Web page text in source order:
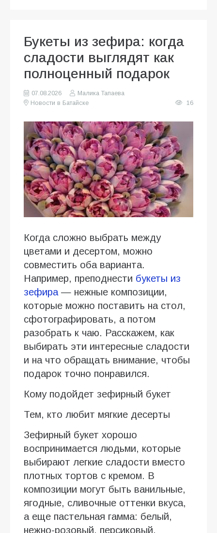
Букеты из зефира: когда
сладости выглядят как
полноценный подарок
07.08.2026
Малика Тапаева
Новости в Батайске
16
Когда сложно выбрать между
цветами и десертом, можно
совместить оба варианта.
Например, преподнести букеты из
зефира— нежные композиции,
которые можно поставить на стол,
сфотографировать, а потом
разобрать к чаю. Расскажем, как
выбирать эти интересные сладости
и на что обращать внимание, чтобы
подарок точно понравился.
Кому подойдет зефирный букет
Тем, кто любит мягкие десерты
Зефирный букет хорошо
воспринимается людьми, которые
выбирают легкие сладости вместо
плотных тортов с кремом. В
композиции могут быть ванильные,
ягодные, сливочные оттенки вкуса,
а еще пастельная гамма: белый,
нежно-розовый, персиковый,